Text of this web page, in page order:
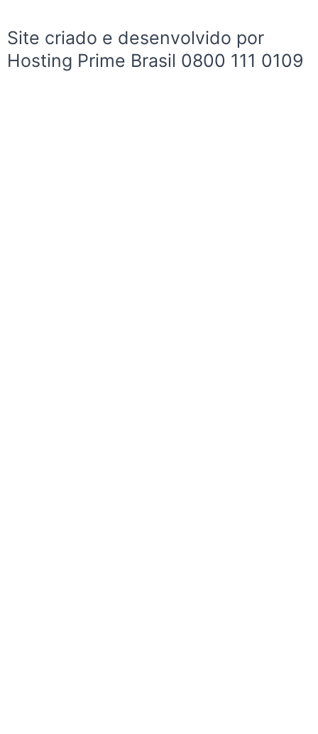
f
Site criado e desenvolvido por
Hosting Prime Brasil 0800 111 0109